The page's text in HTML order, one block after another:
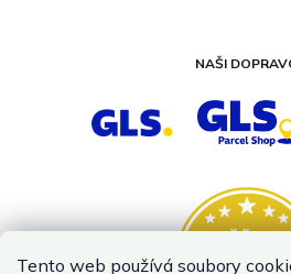
Tento web používá soubory
NAŠI